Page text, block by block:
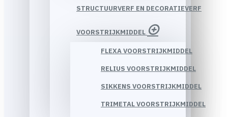
STRUCTUURVERF EN DECORATIEVERF
VOORSTRIJKMIDDEL
FLEXA VOORSTRIJKMIDDEL
RELIUS VOORSTRIJKMIDDEL
SIKKENS VOORSTRIJKMIDDEL
TRIMETAL VOORSTRIJKMIDDEL